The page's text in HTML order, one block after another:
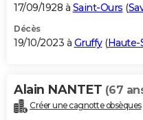
17/09/1928 à Saint-Ours (
Décès
19/10/2023 à Gruffy(Haute-
Alain NANTET (67
Créer une cagnotte obsèques